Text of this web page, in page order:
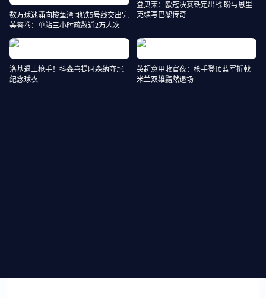
数万球迷涌向梭鱼湾 地铁5号线交出完
美答卷：单站三小时疏散近2万人次
登贝莱：欧冠决赛铁定出战 盼与恩里
克续写巴黎传奇
洛基遇上枪手！抖森喜提阿森纳夺冠
纪念球衣
英超意甲收官夜：枪手登顶蓝军折戟
米兰双雄黯然退场